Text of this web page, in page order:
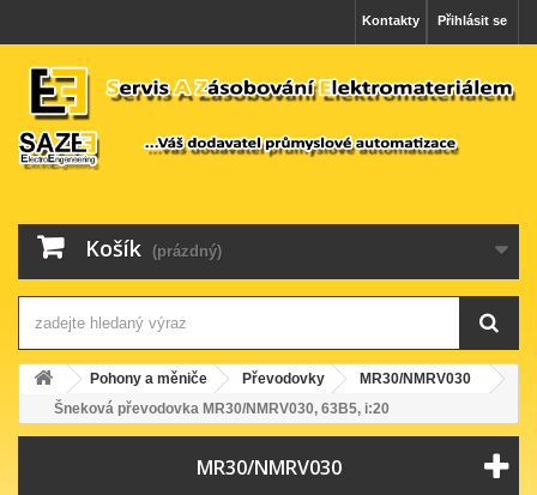
Přihlásit se
Kontakty
Košík (prázdný)
Pohony a měniče Převodovky
MR30/NMRV030
Šneková převodovka MR30/NMRV030, 63B5, i:20
MR30/NMRV030